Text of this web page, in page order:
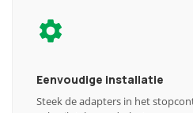
Eenvoudige installatie
Steek de adapters in het